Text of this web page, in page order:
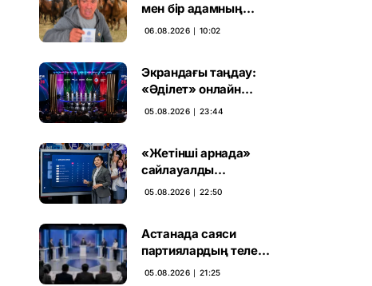
мен бір адамның
тағдыры: апелляция 7
06.08.2026 ∣ 10:02
Экрандағы таңдау:
«Әділет» онлайн
дауыс беруде алға
05.08.2026 ∣ 23:44
«Жетінші арнада»
сайлауалды
теледебаттың аралық
05.08.2026 ∣ 22:50
Астанада саяси
партиялардың теле
дебаты басталды
05.08.2026 ∣ 21:25